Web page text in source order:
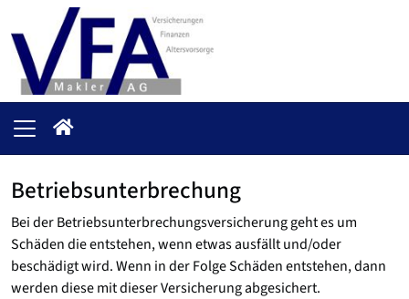
Betriebsunterbrechung
Bei der Betriebsunterbrechungs­versicherung geht es um
Schäden die entstehen, wenn etwas ausfällt und/oder
beschädigt wird. Wenn in der Folge Schäden entstehen, dann
werden diese mit dieser Versicherung abgesichert.